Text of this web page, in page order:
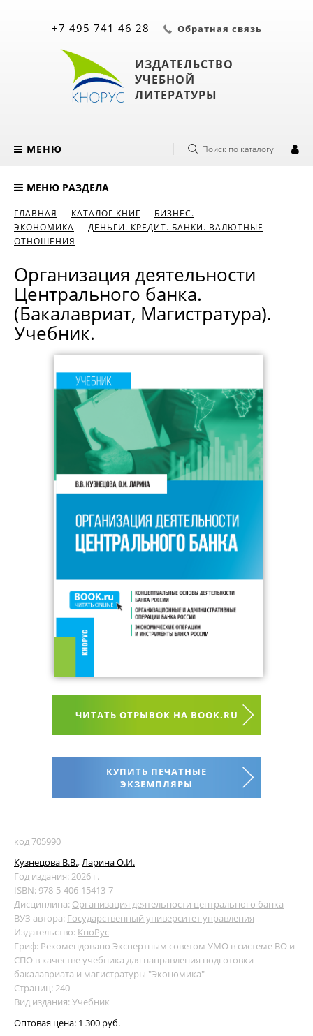
ИЗДАТЕЛЬСТВО
УЧЕБНОЙ
ЛИТЕРАТУРЫ
+7 495 741 46 28 Обратная связь
МЕНЮ Поиск по каталогу
МЕНЮ РАЗДЕЛА
ГЛАВНАЯ КАТАЛОГ КНИГ
БИЗНЕС.
ЭКОНОМИКА
ДЕНЬГИ. КРЕДИТ. БАНКИ. ВАЛЮТНЫЕ
ОТНОШЕНИЯ
Организация деятельности
Центрального банка.
(Бакалавриат, Магистратура).
Учебник.
ЧИТАТЬ ОТРЫВОК НА BOOK.RU
КУПИТЬ ПЕЧАТНЫЕ
ЭКЗЕМПЛЯРЫ
код 705990
Кузнецова В.В., Ларина О.И.
Год издания: 2026 г.
ISBN: 978-5-406-15413-7
Дисциплина: Организация деятельности центрального банка
ВУЗ автора: Государственный университет управления
Издательство: КноРус
Гриф: Рекомендовано Экспертным советом УМО в системе ВО и
СПО в качестве учебника для направления подготовки
бакалавриата и магистратуры "Экономика"
Страниц: 240
Вид издания: Учебник
Оптовая цена: 1 300 руб.